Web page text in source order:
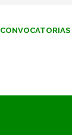
CONVOCATORIAS